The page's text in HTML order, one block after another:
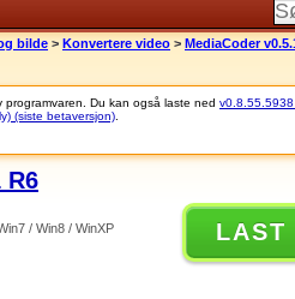
bilde > Konvertere video > MediaCoder
programvaren. Du kan også laste ned v0.8.55.5938
(siste betaversjon)
R6
/ Win8 / WinXP LAST